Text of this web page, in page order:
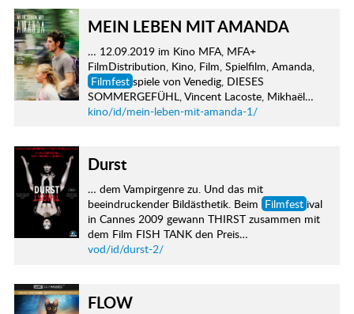
MEIN LEBEN MIT AMANDA
… 12.09.2019 im Kino MFA, MFA+
FilmDistribution, Kino, Film, Spielfilm, Amanda,
Filmfest spiele von Venedig, DIESES
SOMMERGEFÜHL, Vincent Lacoste, Mikhaël…
kino/id/mein-leben-mit-amanda-1/
Durst
… dem Vampirgenre zu. Und das mit
beeindruckender Bildästhetik. Beim Filmfest ival
in Cannes 2009 gewann THIRST zusammen mit
dem Film FISH TANK den Preis…
vod/id/durst-2/
FLOW